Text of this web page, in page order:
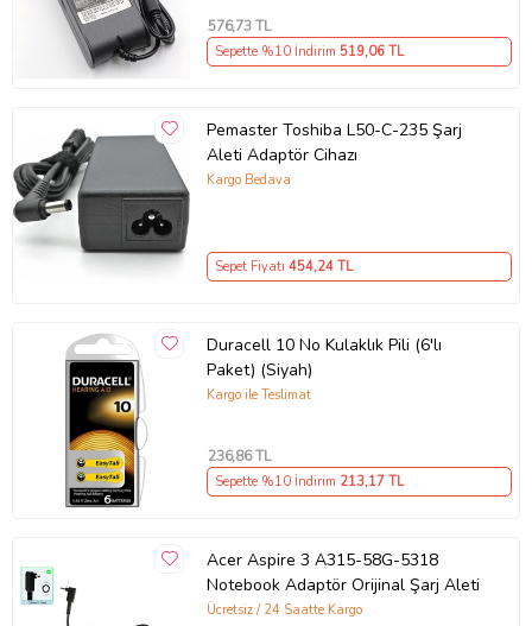
576,73 TL
Sepette %10 İndirim 519,06 TL
Pemaster Toshiba L50-C-235 Şarj
Aleti Adaptör Cihazı
Kargo Bedava
Sepet Fiyatı 454,24 TL
Duracell 10 No Kulaklık Pili (6'lı
Paket) (Siyah)
Kargo ile Teslimat
236,86 TL
Sepette %10 İndirim 213,17 TL
Acer Aspire 3 A315-58G-5318
Notebook Adaptör Orijinal Şarj Aleti
Ücretsiz / 24 Saatte Kargo